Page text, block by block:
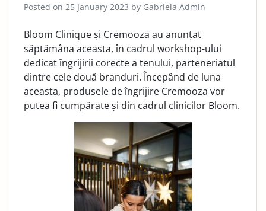
Posted on 25 January 2023 by Gabriela Admin
Bloom Clinique și Cremooza au anunțat
săptămâna aceasta, în cadrul workshop-ului
dedicat îngrijirii corecte a tenului, parteneriatul
dintre cele două branduri. Începând de luna
aceasta, produsele de îngrijire Cremooza vor
putea fi cumpărate și din cadrul clinicilor Bloom.